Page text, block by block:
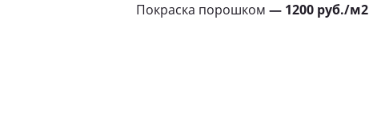
Покраска порошком— 1200 руб./м2